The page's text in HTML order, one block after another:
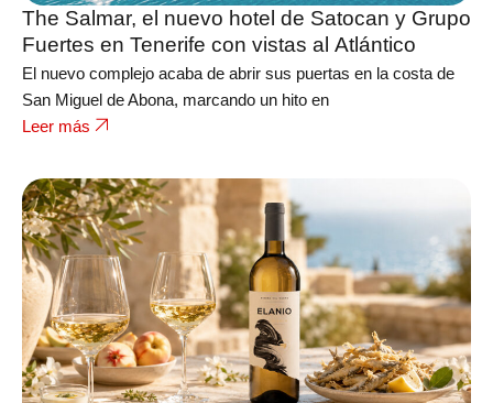
The Salmar, el nuevo hotel de Satocan y Grupo
Fuertes en Tenerife con vistas al Atlántico
El nuevo complejo acaba de abrir sus puertas en la costa de
San Miguel de Abona, marcando un hito en
Leer más